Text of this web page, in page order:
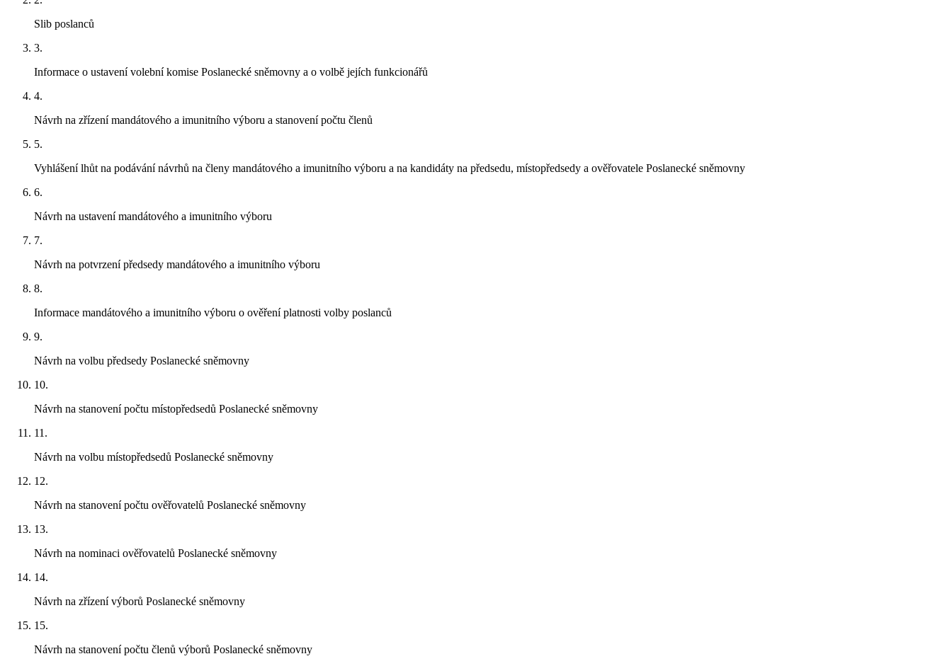
Slib poslanců
3.
Informace o ustavení volební komise Poslanecké sněmovny a o volbě jejích funkcionářů
4.
Návrh na zřízení mandátového a imunitního výboru a stanovení počtu členů
5.
Vyhlášení lhůt na podávání návrhů na členy mandátového a imunitního výboru a na kandidáty na předsedu, místopředsedy a ověřovatele Poslanecké sněmovny
6.
Návrh na ustavení mandátového a imunitního výboru
7.
Návrh na potvrzení předsedy mandátového a imunitního výboru
8.
Informace mandátového a imunitního výboru o ověření platnosti volby poslanců
9.
Návrh na volbu předsedy Poslanecké sněmovny
10.
Návrh na stanovení počtu místopředsedů Poslanecké sněmovny
11.
Návrh na volbu místopředsedů Poslanecké sněmovny
12.
Návrh na stanovení počtu ověřovatelů Poslanecké sněmovny
13.
Návrh na nominaci ověřovatelů Poslanecké sněmovny
14.
Návrh na zřízení výborů Poslanecké sněmovny
15.
Návrh na stanovení počtu členů výborů Poslanecké sněmovny